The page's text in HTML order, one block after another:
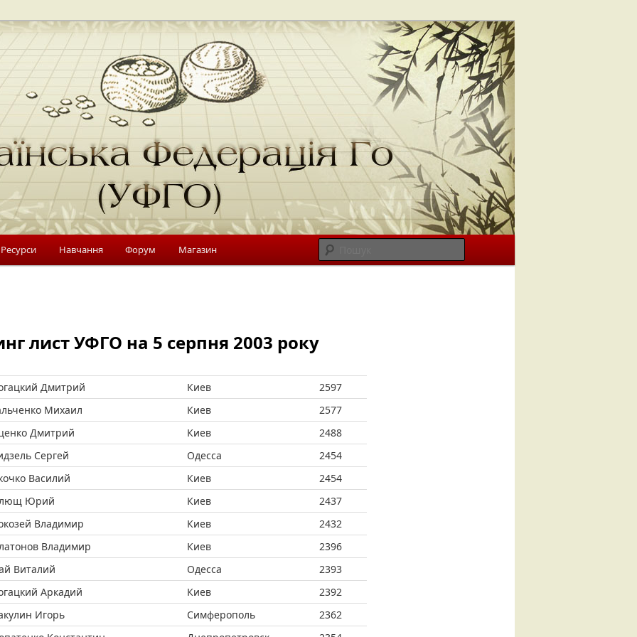
Го (УФГО)
Навчання Форум Магазин
лист УФГО на 5 серпня 2003 року
Дмитрий Киев
2597
Михаил Киев
2577
Дмитрий Киев
2488
Сергей Одесса
2454
Василий Киев
2454
Юрий Киев
2437
Владимир Киев
2432
Владимир Киев
2396
Виталий Одесса
2393
Аркадий Киев
2392
Игорь Симферополь
2362